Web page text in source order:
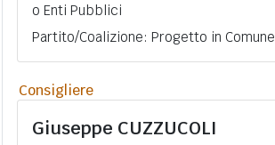
o Enti Pubblici
Partito/Coalizione: Progetto in Comune
Consigliere
Giuseppe CUZZUCOLI